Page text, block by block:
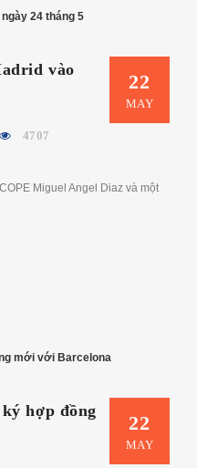
22
MAY
vào
4707
Miguel Angel Diaz và một
22
MAY
hợp đồng